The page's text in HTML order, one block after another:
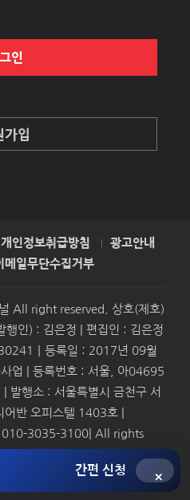
인
가입
개인정보취급방침
광고안내
메일무단수집거부
All right reserved. 상호(제호)
행인) : 김은정 | 편집인 : 김은정
｜등록일 : 2017년 09월
업 | 등록번호 : 서울, 아04695
| 발행소 : 서울특별시 금천구 서
반 오피스텔 1403호 |
010-3035-3100| All rights
& Presscoop
간편 신청
×